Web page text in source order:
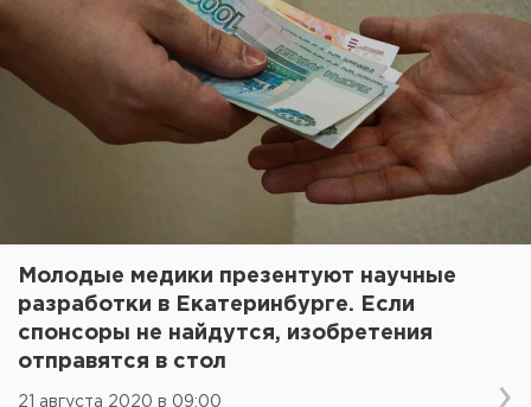
Молодые медики презентуют научные
разработки в Екатеринбурге. Если
спонсоры не найдутся, изобретения
отправятся в стол
21 августа 2020 в 09:00